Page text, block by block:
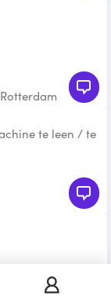
te leen / te